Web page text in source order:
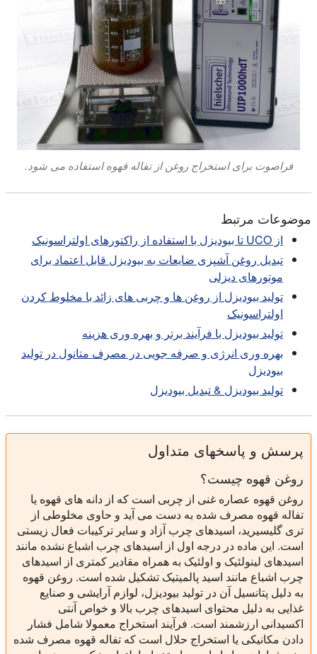
فراصوت برای استخراج روغن از تفاله قهوه استفاده می شود.
موضوعات مرتبط
از UCO تا بیودیزل با استفاده از راکتورهای اولتراسونیک
تبدیل روغن آشپزی ضایعات به بیودیزل قابل اعتماد برای
موتورهای دیزلی
تولید بیودیزل از روغن ها و چربی های زائد با مخلوط کردن
اولتراسونیک
تولید بیودیزل با فرآیند برتر و بهره وری هزینه
بهره وری انرژی و صرفه جویی در مصرف متانول در تولید
بیودیزل
تولید بیودیزل & تبدیل بیودیزل
پرسش و پاسخهای متداول
روغن قهوه چیست؟
روغن قهوه عصاره غنی از چربی است که از دانه های قهوه یا
تفاله قهوه مصرف شده به دست می آید و حاوی مخلوطی از
تری گلیسیرید، اسیدهای چرب آزاد و سایر ترکیبات فعال زیستی
است. این ماده در درجه اول از اسیدهای چرب اشباع نشده مانند
اسیدهای لینولئیک و اولئیک به همراه مقادیر کمتری از اسیدهای
چرب اشباع مانند اسید پالمیتیک تشکیل شده است. روغن قهوه
به دلیل پتانسیل آن در تولید بیودیزل، لوازم آرایشی و صنایع
غذایی به دلیل محتوای اسیدهای چرب بالا و خواص آنتی
اکسیدانی ارزشمند است. فرآیند استخراج معمولا شامل فشار
دادن مکانیکی یا استخراج حلال است که تفاله قهوه مصرف شده